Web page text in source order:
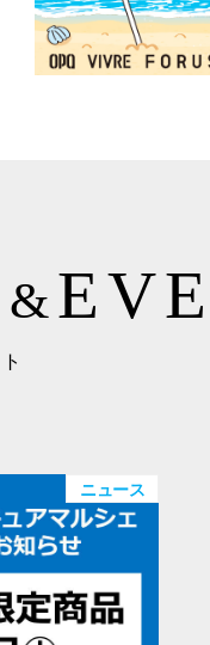
&
ニュース